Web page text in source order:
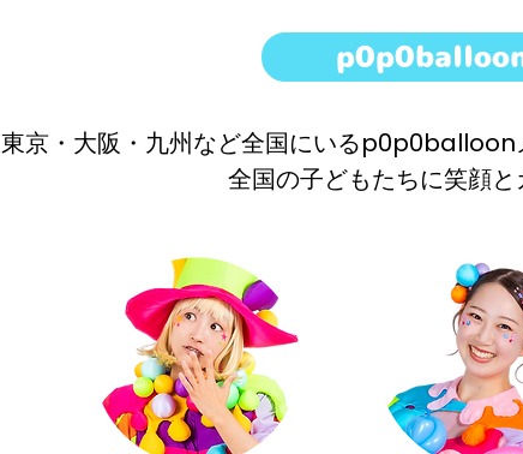
東京・大阪・九州など全国にいる
全国の子どもたちに笑顔と